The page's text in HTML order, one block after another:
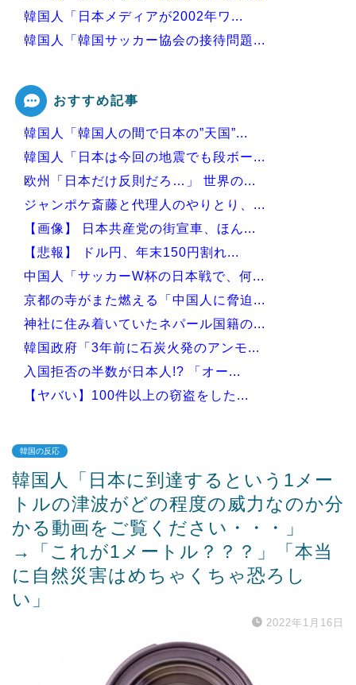
韓国人「日本メディアが2002年ワ...
韓国人「韓国サッカー協会の接待問題...
Powered by livedoor 相互RSS
おすすめ記事
韓国人「韓国人の間で日本の”天国”...
韓国人「日本は今回の地震でも段ボー...
欧州「日本だけ反則だろ…」 世界の...
ジャンポケ斎藤と代理人のやりとり、...
【画像】 日本共産党の街宣車、ほん...
【悲報】 ドル円、年末150円割れ...
中国人「サッカーW杯の日本戦で、何...
京都の寺がまた燃える「中国人に脅迫...
神社に住み着いていたネパール国籍の...
韓国政府「3年前に石炭火発のアンモ...
入国拒否の半数が日本人!? 「オー...
【ヤバい】100件以上の窃盗をした...
Powered by livedoor 相互RSS
韓国の反応
韓国人「日本に到達するという1メー
トルの津波がどの程度の威力なのか分
かる動画をご覧ください・・・」
→「これが1メートル？？？」「本当
に自然災害はめちゃくちゃ恐ろし
い」
2022年1月16日